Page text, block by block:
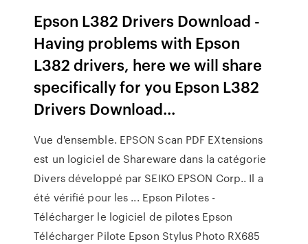
Epson L382 Drivers Download -
Having problems with Epson
L382 drivers, here we will share
specifically for you Epson L382
Drivers Download...
Vue d'ensemble. EPSON Scan PDF EXtensions
est un logiciel de Shareware dans la catégorie
Divers développé par SEIKO EPSON Corp.. Il a
été vérifié pour les ... Epson Pilotes -
Télécharger le logiciel de pilotes Epson
Télécharger Pilote Epson Stylus Photo RX685